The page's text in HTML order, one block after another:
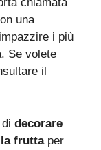
chiamata
una
i più
Se volete
il
decorare
fruttaper